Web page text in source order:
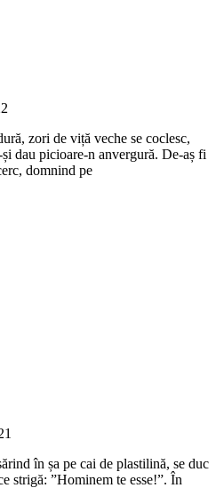
zori de viță veche se coclesc,
dau picioare-n anvergură. De-aș fi
domnind pe
în șa pe cai de plastilină, se duc
strigă: ”Hominem te esse!”. În